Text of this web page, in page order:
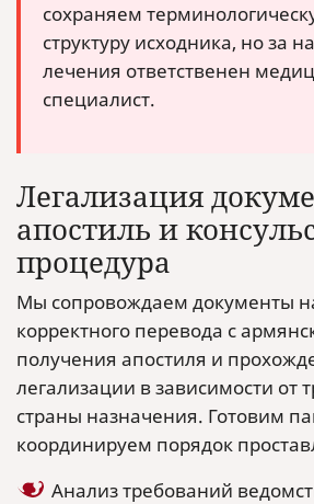
сохраняем
структуру исходника, но за
лечения ответственен
специалист.
Легализация
апостиль и
процедура
Мы сопровождаем документы
корректного перевода с
получения апостиля и
легализации в зависимости от
страны назначения. Готовим
координируем порядок
Анализ требований